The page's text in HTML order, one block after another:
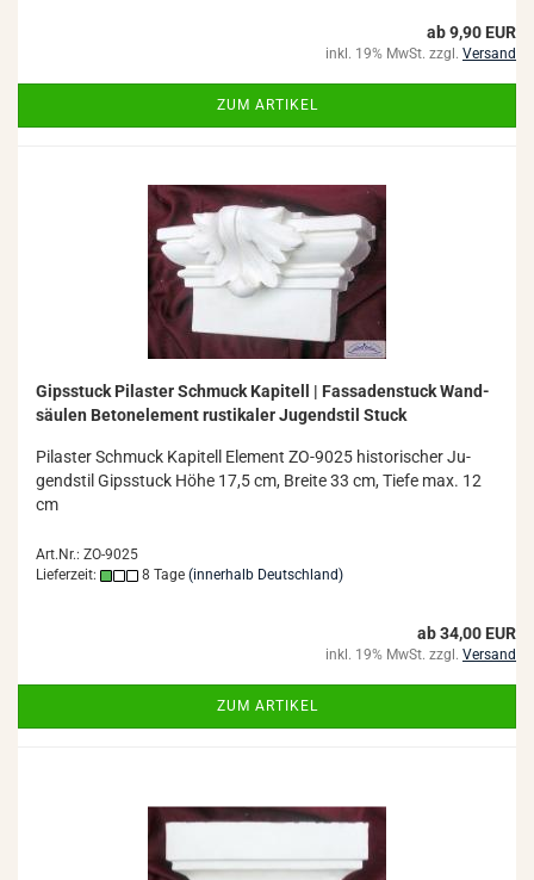
ab 9,90 EUR
inkl. 19% MwSt. zzgl. Versand
ZUM ARTIKEL
Gips­stuck Pi­las­ter Schmuck Ka­pi­tell | Fas­sa­den­stuck Wand­
säu­len Be­ton­ele­ment rus­ti­ka­ler Ju­gend­stil Stuck
Pi­las­ter Schmuck Ka­pi­tell Ele­ment ZO-​9025 his­to­ri­scher Ju­
gend­stil Gips­stuck Höhe 17,5 cm, Brei­te 33 cm, Tiefe max. 12
cm
Art.Nr.: ZO-9025
Lieferzeit:
8 Tage (innerhalb Deutschland)
ab 34,00 EUR
inkl. 19% MwSt. zzgl. Versand
ZUM ARTIKEL